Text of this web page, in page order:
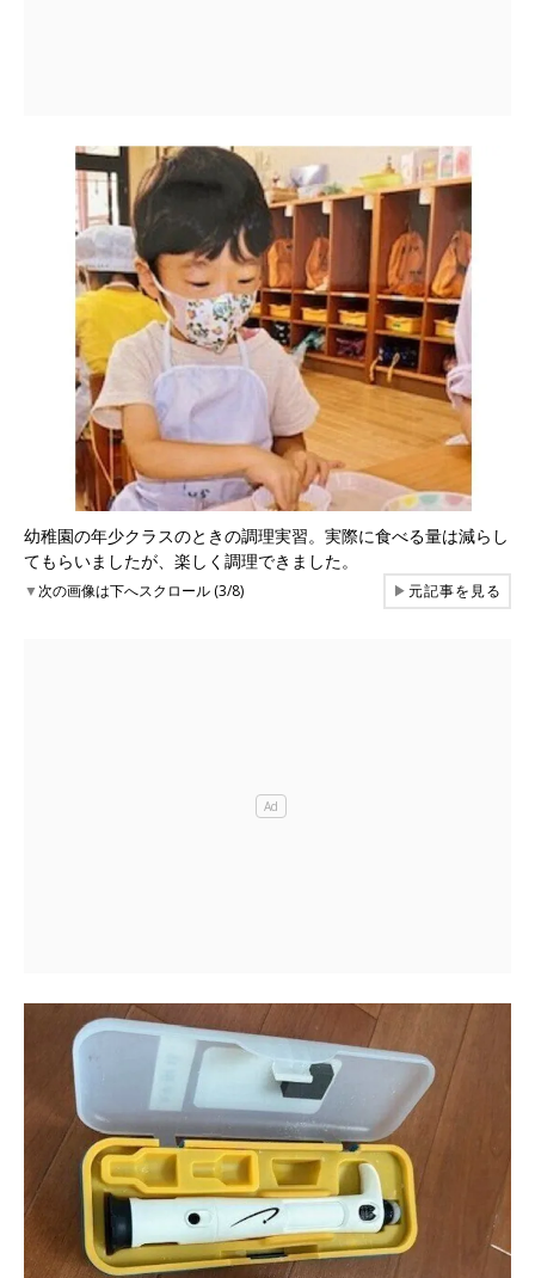
幼稚園の年少クラスのときの調理実習。実際に食べる量は減らし
てもらいましたが、楽しく調理できました。
▼次の画像は下へスクロール (3/8) ▶元記事を見る